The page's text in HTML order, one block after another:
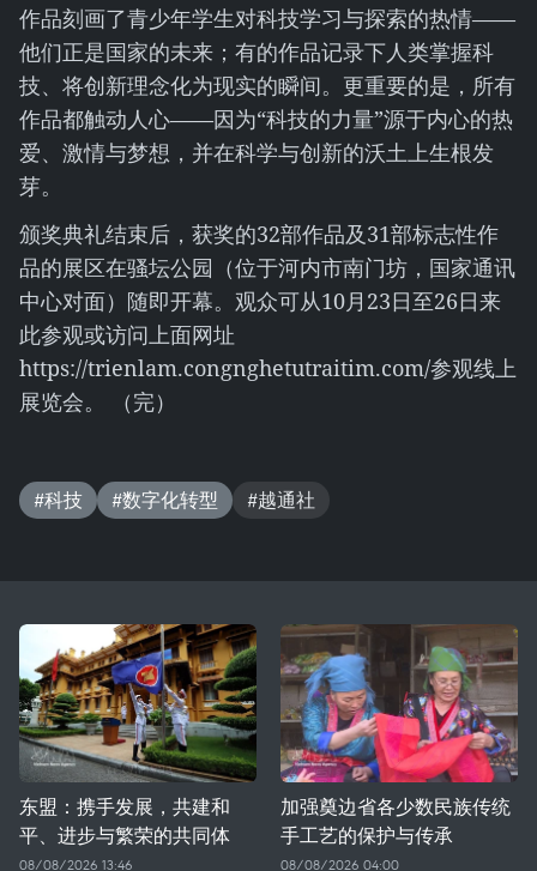
作品刻画了青少年学生对科技学习与探索的热情——
他们正是国家的未来；有的作品记录下人类掌握科
技、将创新理念化为现实的瞬间。更重要的是，所有
作品都触动人心——因为“科技的力量”源于内心的热
爱、激情与梦想，并在科学与创新的沃土上生根发
芽。
颁奖典礼结束后，获奖的32部作品及31部标志性作
品的展区在骚坛公园（位于河内市南门坊，国家通讯
中心对面）随即开幕。观众可从10月23日至26日来
此参观或访问上面网址
https://trienlam.congnghetutraitim.com/参观线上
展览会。 （完）
#科技 #数字化转型 #越通社
东盟：携手发展，共建和
平、进步与繁荣的共同体
08/08/2026 13:46
加强奠边省各少数民族传统
手工艺的保护与传承
08/08/2026 04:00